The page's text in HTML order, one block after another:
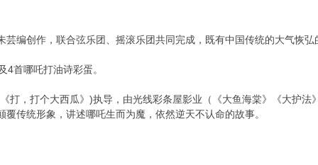
编创作，联合弦乐团、摇滚乐团共同完成，既有中国传统的大气恢
首哪吒打油诗彩蛋。
打，打个大西瓜》)执导，由光线彩条屋影业（《大鱼海棠》《大护
传统形象，讲述哪吒生而为魔，依然逆天不认命的故事。